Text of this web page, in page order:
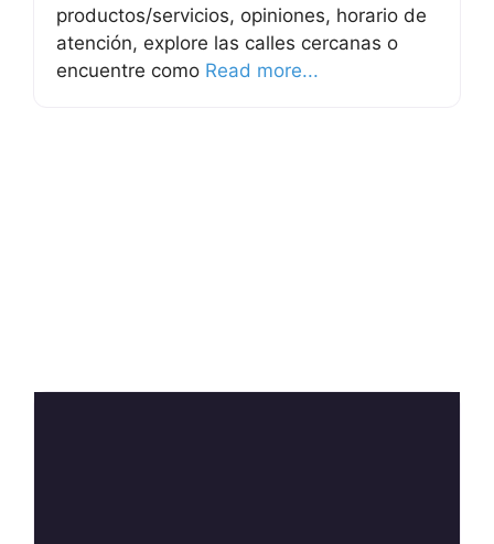
productos/servicios, opiniones, horario de
atención, explore las calles cercanas o
encuentre como Read more...